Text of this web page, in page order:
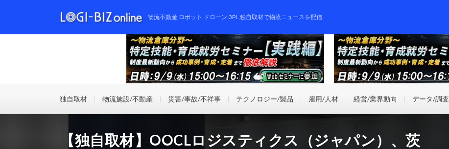
物流不動産,ロボット,ドローン,3PL,独自取材で物流ニュースを配信
独自取材 物流施設/不動産 災害/事故/不祥事 テクノロジー/製品 雇用/人材 経営/業界動向 データ/調査
【独自取材】OOCLロジスティクス（ジャパン）、茨